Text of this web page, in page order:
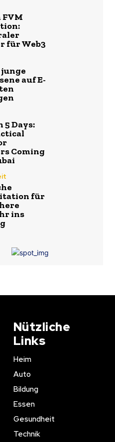
FVM
für Web3
auf E-
5 Days:
Coming
für
ins
Nützliche
Links
Heim
Auto
Bildung
Essen
Gesundheit
Technik